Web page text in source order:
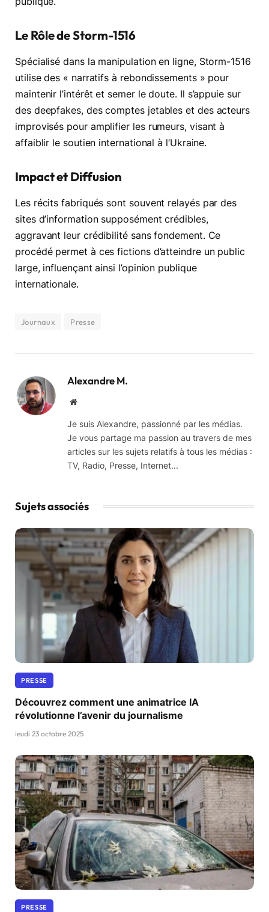
Le Rôle de Storm-1516
Spécialisé dans la manipulation en ligne, Storm-1516
utilise des « narratifs à rebondissements » pour
maintenir l’intérêt et semer le doute. Il s’appuie sur
des deepfakes, des comptes jetables et des acteurs
improvisés pour amplifier les rumeurs, visant à
affaiblir le soutien international à l’Ukraine.
Impact et Diffusion
Les récits fabriqués sont souvent relayés par des
sites d’information supposément crédibles,
aggravant leur crédibilité sans fondement. Ce
procédé permet à ces fictions d’atteindre un public
large, influençant ainsi l’opinion publique
internationale.
Journaux Presse
Alexandre M.
Website
Je suis Alexandre, passionné par les médias.
Je vous partage ma passion au travers de mes
articles sur les sujets relatifs à tous les médias :
TV, Radio, Presse, Internet...
Sujets associés
PRESSE
Découvrez comment une animatrice IA
révolutionne l’avenir du journalisme
jeudi 23 octobre 2025
PRESSE